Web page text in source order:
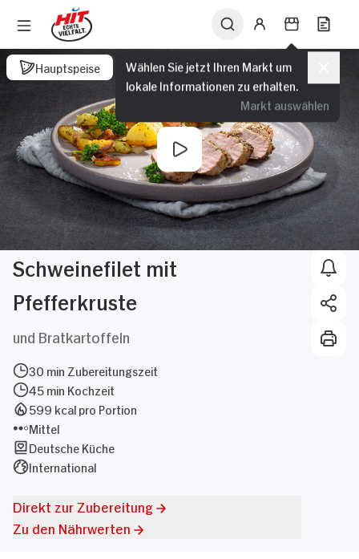
Wählen Sie jetzt Ihren Markt um
lokale Informationen zu erhalten.
Markt auswählen
Hauptspeise
Schweinefilet mit
Pfefferkruste
und Bratkartoffeln
30 min Zubereitungszeit
45 min Kochzeit
599 kcal pro Portion
Mittel
Deutsche Küche
International
Direkt zur Zubereitung
Zu den Nährwerten